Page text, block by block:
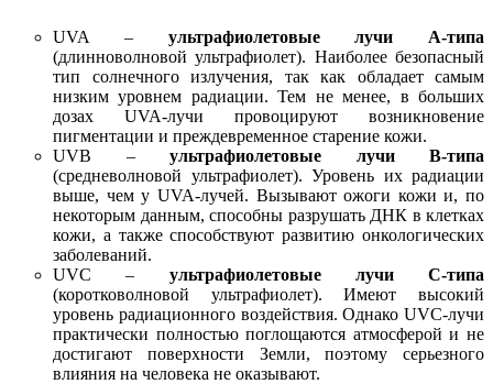
UVA – ультрафиолетовые лучи А-типа
(длинноволновой ультрафиолет). Наиболее безопасный
тип солнечного излучения, так как обладает самым
низким уровнем радиации. Тем не менее, в больших
дозах UVA-лучи провоцируют возникновение
пигментации и преждевременное старение кожи.
UVB – ультрафиолетовые лучи В-типа
(средневолновой ультрафиолет). Уровень их радиации
выше, чем у UVA-лучей. Вызывают ожоги кожи и, по
некоторым данным, способны разрушать ДНК в клетках
кожи, а также способствуют развитию онкологических
заболеваний.
UVC – ультрафиолетовые лучи C-типа
(коротковолновой ультрафиолет). Имеют высокий
уровень радиационного воздействия. Однако UVC-лучи
практически полностью поглощаются атмосферой и не
достигают поверхности Земли, поэтому серьезного
влияния на человека не оказывают.